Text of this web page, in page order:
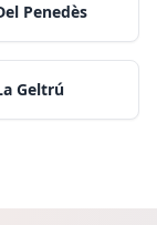
Penedès
Geltrú